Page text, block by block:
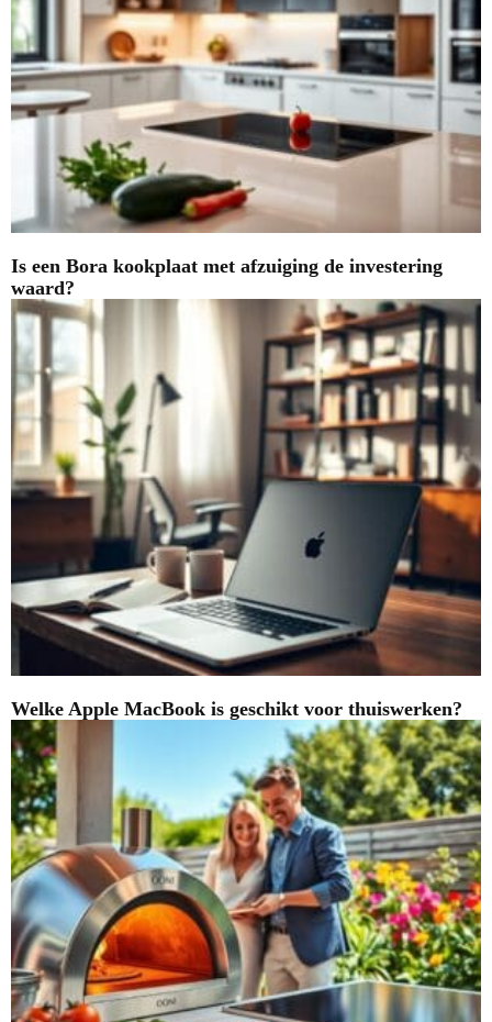
Is een Bora kookplaat met afzuiging de investering
waard?
Welke Apple MacBook is geschikt voor thuiswerken?